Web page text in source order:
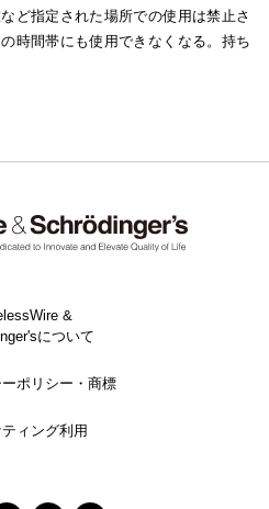
ど指定された場所での使用は禁止さ
時間帯にも使用できなくなる。持ち
&
について
ポリシー・商標
ィング利用